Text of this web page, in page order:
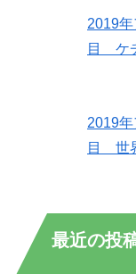
2019
目 ケ
2019
目 世
最近の投